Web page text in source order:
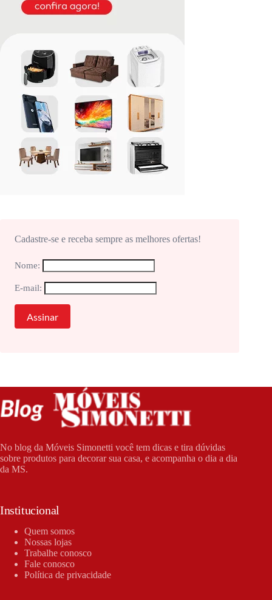
Cadastre-se e receba sempre as melhores ofertas!
Nome:
E-mail:
No blog da Móveis Simonetti você tem dicas e tira dúvidas
sobre produtos para decorar sua casa, e acompanha o dia a dia
da MS.
Institucional
Quem somos
Nossas lojas
Trabalhe conosco
Fale conosco
Política de privacidade